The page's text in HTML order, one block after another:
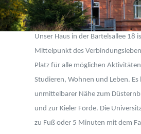
Unser Haus in der Bartelsallee 18
Mittelpunkt des
Platz für alle möglichen
Studieren, Wohnen und Leben. Es
unmittelbarer Nähe zum
und zur Kieler Förde. Die
zu Fuß oder 5 Minuten mit dem